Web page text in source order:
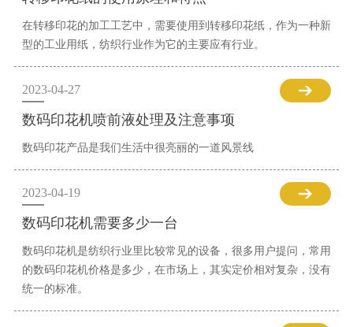
在转移印花的加工工艺中，需要使用到转移印花纸，作为一种新
型的工业用纸，纺织行业作为它的主要应有行业。
2023-04-27
数码印花机喷前液处理及注意事项
数码印花产品是我们生活中很亮丽的一道风景线
2023-04-19
数码印花机需要多少一台
数码印花机是纺织行业里比较常见的设备，很多用户提问，常用
的数码印花机价格是多少，在市场上，其实定价相对复杂，没有
统一的标准。